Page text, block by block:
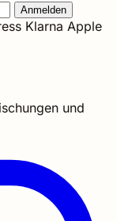
Anmelden
Klarna Apple
und